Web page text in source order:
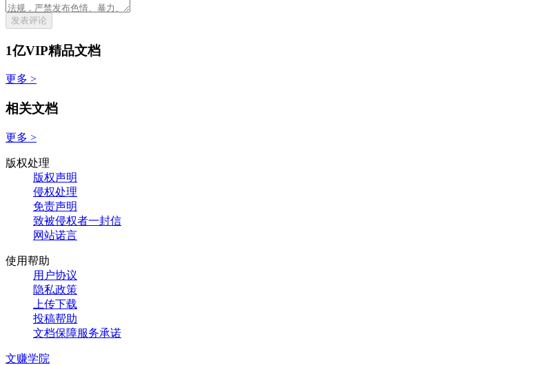
发表评论
1亿VIP精品文档
更多 >
相关文档
更多 >
版权处理
版权声明
侵权处理
免责声明
致被侵权者一封信
网站诺言
使用帮助
用户协议
隐私政策
上传下载
投稿帮助
文档保障服务承诺
文赚学院